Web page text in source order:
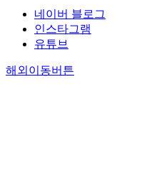
네이버 블로그
인스타그램
유튜브
해외이동버튼